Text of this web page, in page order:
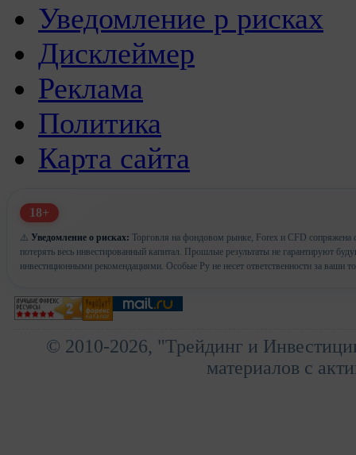
Уведомление р рисках
Дисклеймер
Реклама
Политика
Карта сайта
18+
⚠️ Уведомление о рисках: Торговля на фондовом рынке, Forex и CFD сопряжена
потерять весь инвестированный капитал. Прошлые результаты не гарантируют
инвестиционными рекомендациями. Особые Ру не несет ответственности за ваши
© 2010-2026, "Трейдинг и
материалов с